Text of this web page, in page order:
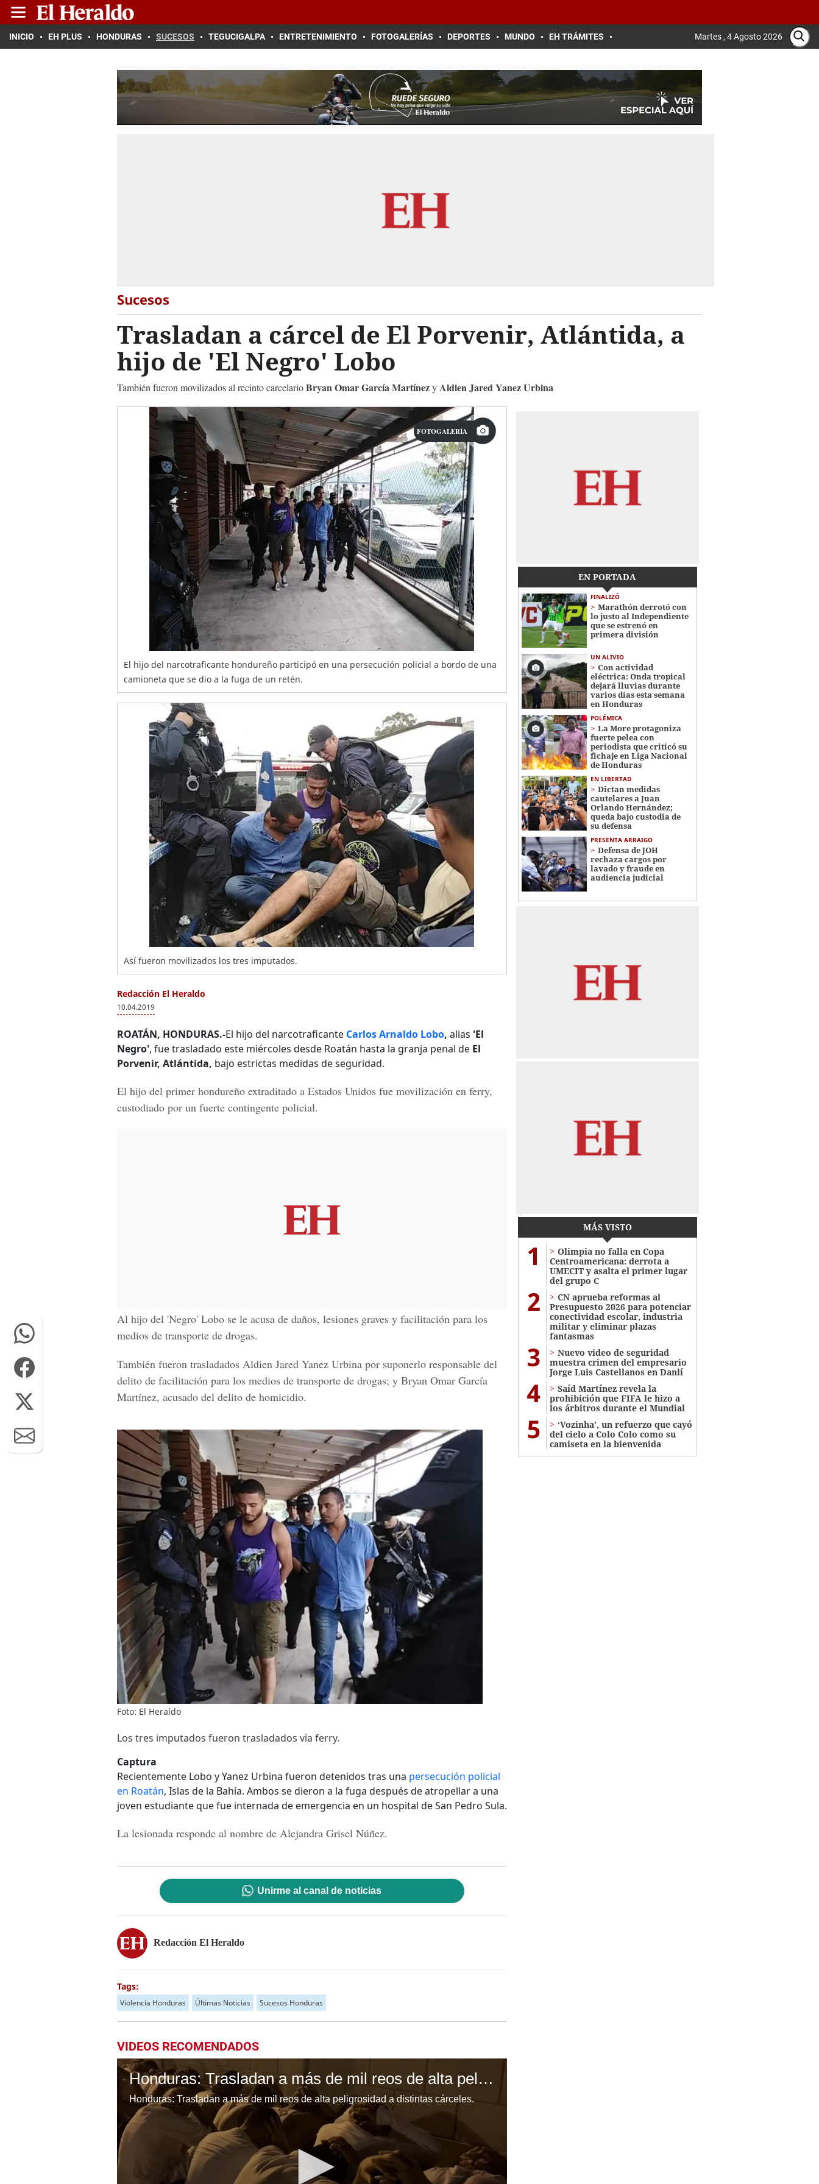
INICIO EH PLUS HONDURAS SUCESOS TEGUCIGALPA ENTRETENIMIENTO FOTOGALERÍAS DEPORTES MUNDO EH TRÁMITES Martes , 4 Agosto 2026
Sucesos
Trasladan a cárcel de El Porvenir, Atlántida, a
hijo de 'El Negro' Lobo
También fueron movilizados al recinto carcelarioBryan Omar García MartínezyAldien Jared Yanez Urbina
FOTOGALERÍA
El hijo del narcotraficante hondureño participó en una persecución policial a bordo de una
camioneta que se dio a la fuga de un retén.
Así fueron movilizados los tres imputados.
Redacción El Heraldo
10.04.2019
ROATÁN, HONDURAS.-El hijo del narcotraficante Carlos Arnaldo Lobo, alias 'El
Negro', fue trasladado este miércoles desde Roatán hasta la granja penal de El
Porvenir, Atlántida, bajo estrictas medidas de seguridad.
El hijo del primer hondureño extraditado a Estados Unidos fue movilización en ferry,
custodiado por un fuerte contingente policial.
Al hijo del 'Negro' Lobo se le acusa de daños, lesiones graves y facilitación para los
medios de transporte de drogas.
También fueron trasladados Aldien Jared Yanez Urbina por suponerlo responsable del
delito de facilitación para los medios de transporte de drogas; y Bryan Omar García
Martínez, acusado del delito de homicidio.
Foto: El Heraldo
Los tres imputados fueron trasladados vía ferry.
Captura
Recientemente Lobo y Yanez Urbina fueron detenidos tras una persecución policial
en Roatán, Islas de la Bahía. Ambos se dieron a la fuga después de atropellar a una
joven estudiante que fue internada de emergencia en un hospital de San Pedro Sula.
La lesionada responde al nombre de Alejandra Grisel Núñez.
Unirme al canal de noticias
Redacción El Heraldo
Tags:
Violencia Honduras Últimas Noticias Sucesos Honduras
VIDEOS RECOMENDADOS
Honduras: Trasladan a más de mil reos de alta peligrosidad a distintas cárceles
Honduras: Trasladan a más de mil reos de alta peligrosidad a distintas cárceles.
EN PORTADA
FINALIZÓ
Marathón derrotó con
lo justo al Independiente
que se estrenó en
primera división
UN ALIVIO
Con actividad
eléctrica: Onda tropical
dejará lluvias durante
varios días esta semana
en Honduras
POLÉMICA
La More protagoniza
fuerte pelea con
periodista que criticó su
fichaje en Liga Nacional
de Honduras
EN LIBERTAD
Dictan medidas
cautelares a Juan
Orlando Hernández;
queda bajo custodia de
su defensa
PRESENTA ARRAIGO
Defensa de JOH
rechaza cargos por
lavado y fraude en
audiencia judicial
MÁS VISTO
1
Olimpia no falla en Copa
Centroamericana: derrota a
UMECIT y asalta el primer lugar
del grupo C
2
CN aprueba reformas al
Presupuesto 2026 para potenciar
conectividad escolar, industria
militar y eliminar plazas
fantasmas
3
Nuevo video de seguridad
muestra crimen del empresario
Jorge Luis Castellanos en Danlí
4
Saíd Martínez revela la
prohibición que FIFA le hizo a
los árbitros durante el Mundial
5
‘Vozinha’, un refuerzo que cayó
del cielo a Colo Colo como su
camiseta en la bienvenida